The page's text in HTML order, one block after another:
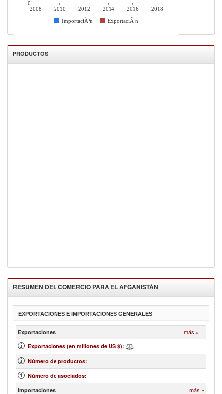
2008 2010 2012 2014 2016 2018
ImportaciÃ³n ExportaciÃ³n
0
PRODUCTOS
RESUMEN DEL COMERCIO PARA ELAFGANISTÁN
EXPORTACIONES E IMPORTACIONES GENERALES
Exportaciones más »
Exportaciones (en millones de US $):
Número de productos:
Número de asociados:
Importaciones
más »